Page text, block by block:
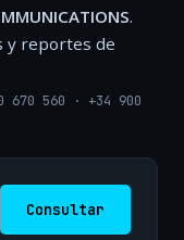
.
y reportes de
670 560 · +34 900
Consultar